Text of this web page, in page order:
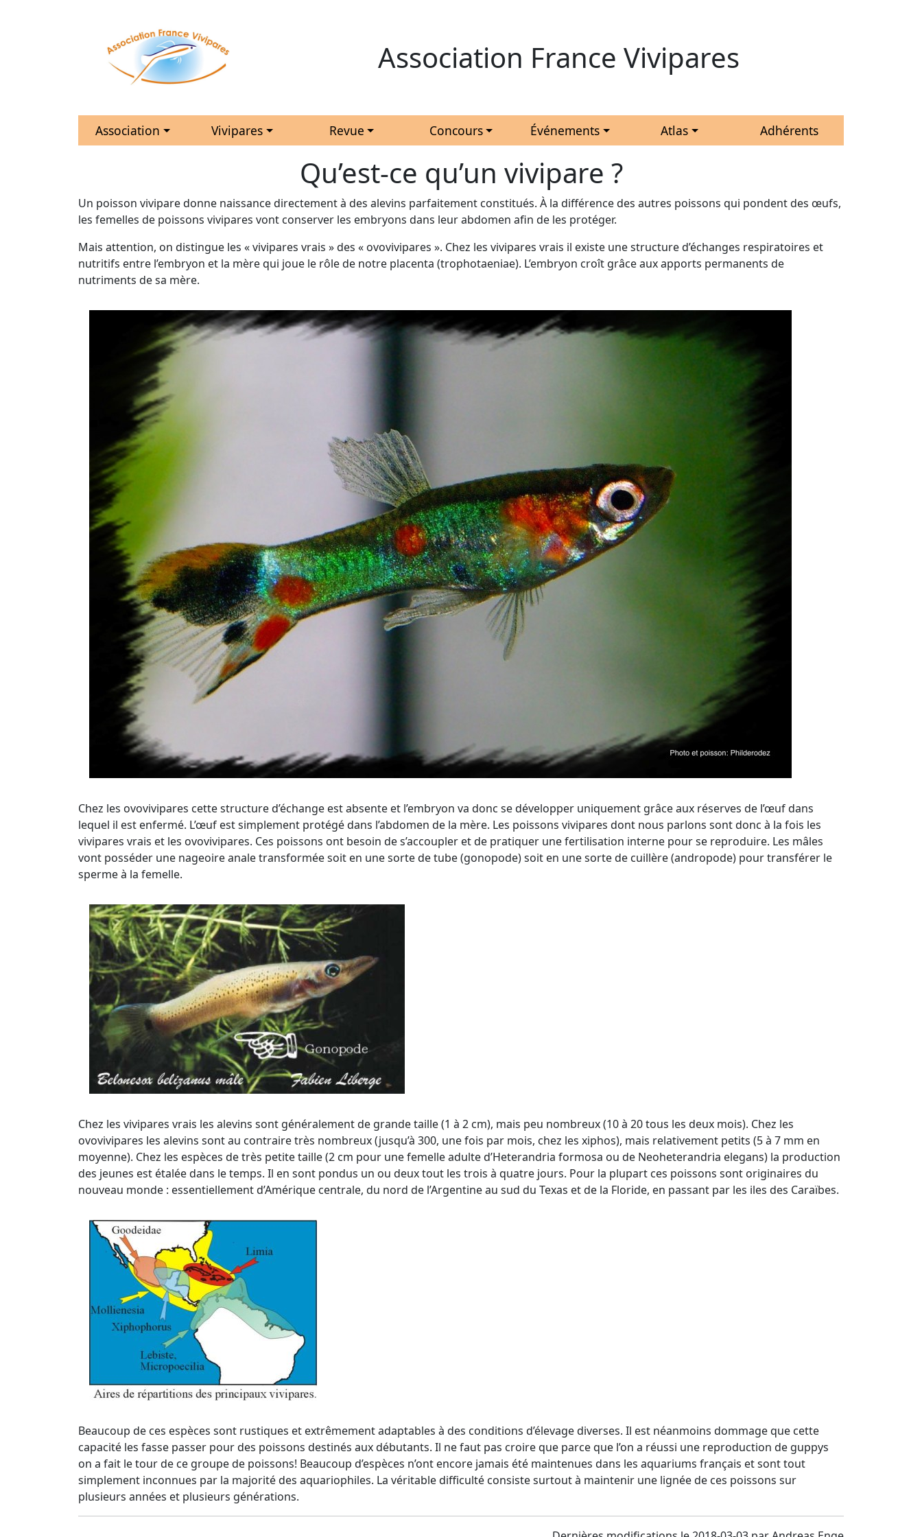
Association France Vivipares
Association Vivipares Revue Concours Événements Atlas Adhérents
Qu’est-ce qu’un vivipare ?
Un poisson vivipare donne naissance directement à des alevins parfaitement constitués. À la différence des autres poissons qui pondent des œufs,
les femelles de poissons vivipares vont conserver les embryons dans leur abdomen afin de les protéger.
Mais attention, on distingue les « vivipares vrais » des « ovovivipares ». Chez les vivipares vrais il existe une structure d’échanges respiratoires et
nutritifs entre l’embryon et la mère qui joue le rôle de notre placenta (trophotaeniae). L’embryon croît grâce aux apports permanents de
nutriments de sa mère.
Chez les ovovivipares cette structure d’échange est absente et l’embryon va donc se développer uniquement grâce aux réserves de l’œuf dans
lequel il est enfermé. L’œuf est simplement protégé dans l’abdomen de la mère. Les poissons vivipares dont nous parlons sont donc à la fois les
vivipares vrais et les ovovivipares. Ces poissons ont besoin de s’accoupler et de pratiquer une fertilisation interne pour se reproduire. Les mâles
vont posséder une nageoire anale transformée soit en une sorte de tube (gonopode) soit en une sorte de cuillère (andropode) pour transférer le
sperme à la femelle.
Chez les vivipares vrais les alevins sont généralement de grande taille (1 à 2 cm), mais peu nombreux (10 à 20 tous les deux mois). Chez les
ovovivipares les alevins sont au contraire très nombreux (jusqu’à 300, une fois par mois, chez les xiphos), mais relativement petits (5 à 7 mm en
moyenne). Chez les espèces de très petite taille (2 cm pour une femelle adulte d’Heterandria formosa ou de Neoheterandria elegans) la production
des jeunes est étalée dans le temps. Il en sont pondus un ou deux tout les trois à quatre jours. Pour la plupart ces poissons sont originaires du
nouveau monde : essentiellement d’Amérique centrale, du nord de l’Argentine au sud du Texas et de la Floride, en passant par les iles des Caraïbes.
Beaucoup de ces espèces sont rustiques et extrêmement adaptables à des conditions d’élevage diverses. Il est néanmoins dommage que cette
capacité les fasse passer pour des poissons destinés aux débutants. Il ne faut pas croire que parce que l’on a réussi une reproduction de guppys
on a fait le tour de ce groupe de poissons! Beaucoup d’espèces n’ont encore jamais été maintenues dans les aquariums français et sont tout
simplement inconnues par la majorité des aquariophiles. La véritable difficulté consiste surtout à maintenir une lignée de ces poissons sur
plusieurs années et plusieurs générations.